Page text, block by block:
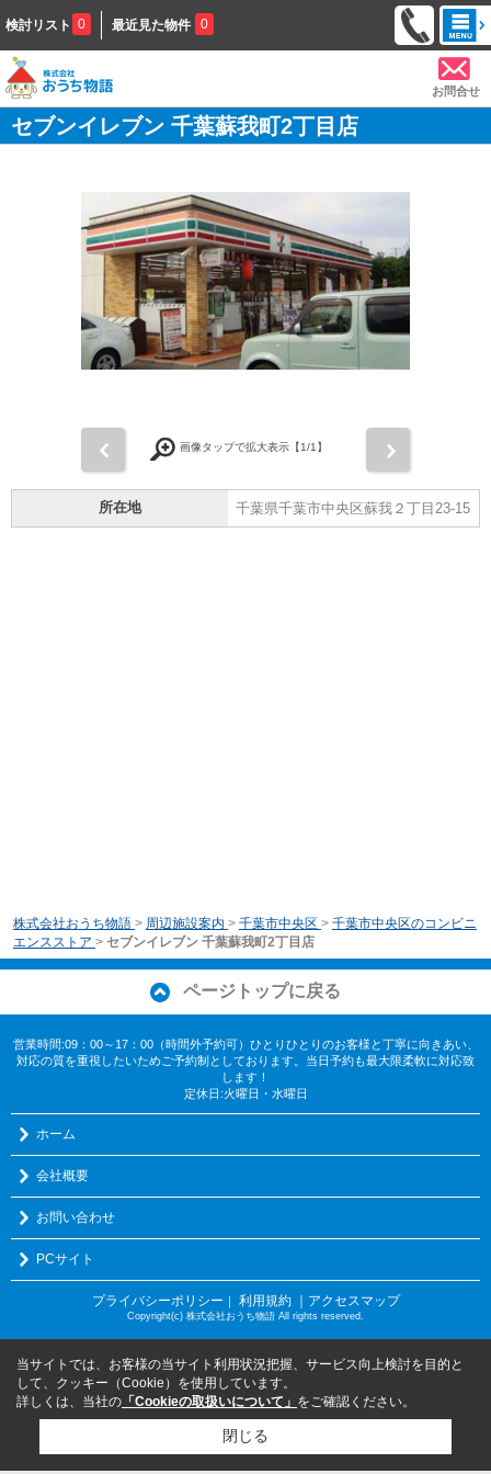
検討リスト 0 最近見た物件 0
お問合せ
セブンイレブン 千葉蘇我町2丁目店
画像タップで拡大表示【1/1】
所在地 千葉県千葉市中央区蘇我２丁目23-15
株式会社おうち物語 > 周辺施設案内 > 千葉市中央区 > 千葉市中央区のコンビニ
エンスストア > セブンイレブン 千葉蘇我町2丁目店
ページトップに戻る
営業時間:09：00～17：00（時間外予約可）ひとりひとりのお客様と丁寧に向きあい、
対応の質を重視したいためご予約制としております。当日予約も最大限柔軟に対応致
します！
定休日:火曜日・水曜日
ホーム
会社概要
お問い合わせ
PCサイト
プライバシーポリシー ｜ 利用規約 ｜アクセスマップ
Copyright(c) 株式会社おうち物語 All rights reserved.
当サイトでは、お客様の当サイト利用状況把握、サービス向上検討を目的と
して、クッキー（Cookie）を使用しています。
詳しくは、当社の 「Cookieの取扱いについて」 をご確認ください。
閉じる